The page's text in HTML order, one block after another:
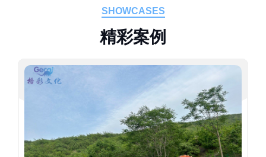
SHOWCASES
精彩案例